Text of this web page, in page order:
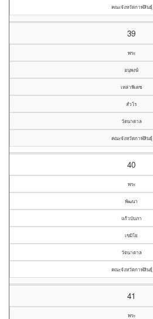
คณะจังหวัดกาฬสินธุ์
39
พระ
อนุพงษ์
เหล่าพิเดช
สํวโร
วัดนาตาล
คณะจังหวัดกาฬสินธุ์
40
พระ
พัฒนา
แก้วบับภา
เขมิโย
วัดนาตาล
คณะจังหวัดกาฬสินธุ์
41
พระ